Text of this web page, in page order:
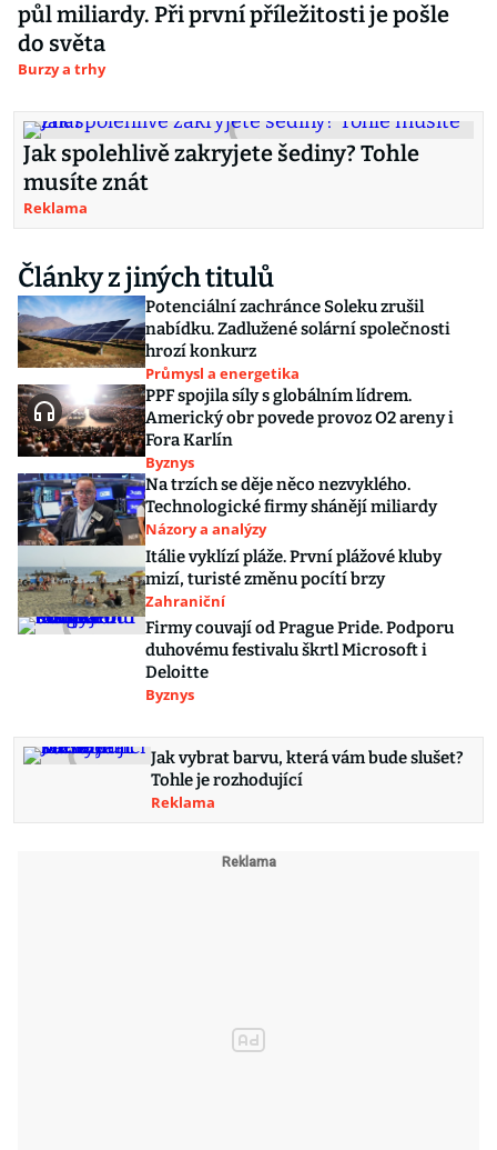
půl miliardy. Při první příležitosti je pošle
do světa
Burzy a trhy
Jak spolehlivě zakryjete šediny? Tohle
musíte znát
Reklama
Články z jiných titulů
Potenciální zachránce Soleku zrušil
nabídku. Zadlužené solární společnosti
hrozí konkurz
Průmysl a energetika
PPF spojila síly s globálním lídrem.
Americký obr povede provoz O2 areny i
Fora Karlín
Byznys
Na trzích se děje něco nezvyklého.
Technologické firmy shánějí miliardy
Názory a analýzy
Itálie vyklízí pláže. První plážové kluby
mizí, turisté změnu pocítí brzy
Zahraniční
Firmy couvají od Prague Pride. Podporu
duhovému festivalu škrtl Microsoft i
Deloitte
Byznys
Jak vybrat barvu, která vám bude slušet?
Tohle je rozhodující
Reklama